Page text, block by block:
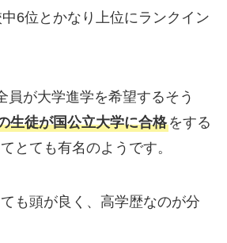
6位とかなり上位にランクイン
員が大学進学を希望するそう
生徒が国公立大学に合格をする
とても有名のようです。
も頭が良く、高学歴なのが分